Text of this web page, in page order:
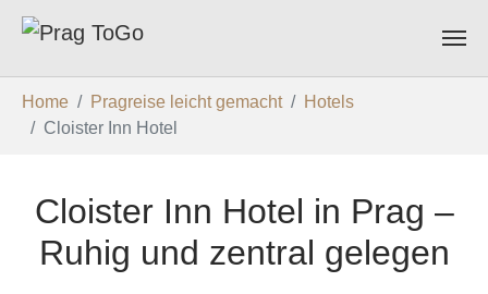
Home Pragreise leicht gemacht
Hotels
Cloister Inn Hotel
Cloister Inn Hotel in Prag –
Ruhig und zentral gelegen